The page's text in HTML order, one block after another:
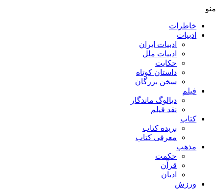
منو
خاطرات
ادبیات
ادبیات ایران
ادبیات ملل
حکایت
داستان کوتاه
سخن بزرگان
فیلم
دیالوگ ماندگار
نقد فیلم
کتاب
بریده کتاب
معرفی کتاب
مذهب
حکمت
قرآن
ادیان
ورزش